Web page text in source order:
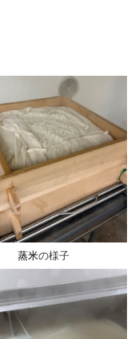
蒸米の様子